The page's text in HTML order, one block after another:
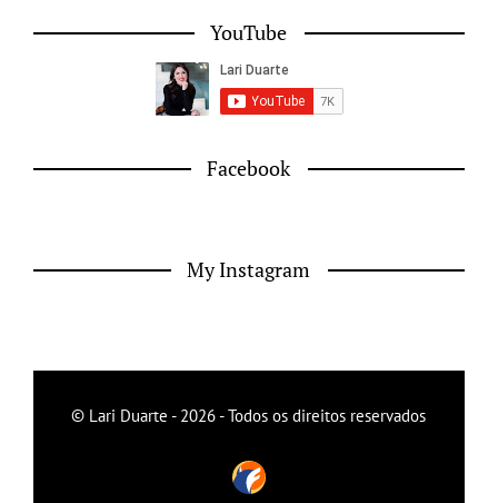
YouTube
Facebook
My Instagram
© Lari Duarte - 2026 - Todos os direitos reservados